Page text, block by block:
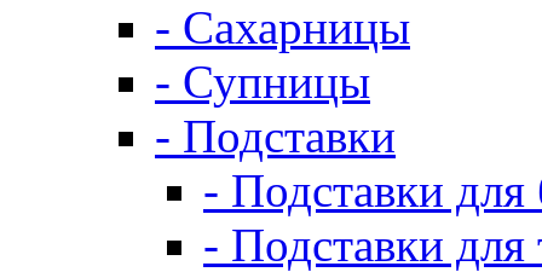
- Сахарницы
- Супницы
- Подставки
- Подставки
- Подставки для